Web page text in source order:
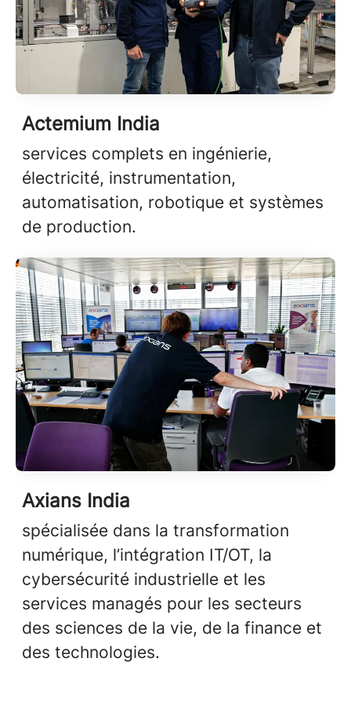
Actemium India
services complets en ingénierie,
électricité, instrumentation,
automatisation, robotique et systèmes
de production.
Axians India
spécialisée dans la transformation
numérique, l’intégration IT/OT, la
cybersécurité industrielle et les
services managés pour les secteurs
des sciences de la vie, de la finance et
des technologies.